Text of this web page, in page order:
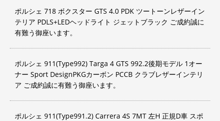
ポルシェ 718 ボクスター GTS 4.0 PDK ツートーンレザーイン
テリア PDLS+LEDヘッドライト ジェットブラック ご成約誠に
有難う御座います。
ポルシェ 911(Type992) Targa 4 GTS 992.2後期モデル 1オー
ナー Sport DesignPKGカーボン PCCB クラブレザーインテリ
ア ご成約誠に有難う御座います。
ポルシェ 911(Type991.2) Carrera 4S 7MT 左H 正規D車 スポ